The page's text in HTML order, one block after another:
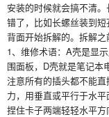
安装的时候就会搞不清
错了，比如长螺丝装到
背面开始拆解的。拆解之
1、维修术语：A壳是显
围面板，D壳就是笔记本
注意所有的插头都不能
力，用垂直或平行于水
捏住卡子两端轻轻水平